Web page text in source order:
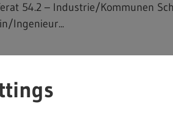
54.2 – Industrie/Kommunen
Ingenieur...
Bodenseekreis